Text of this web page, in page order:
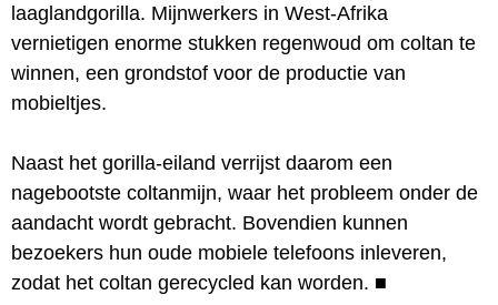
laaglandgorilla. Mijnwerkers in West-Afrika
vernietigen enorme stukken regenwoud om coltan te
winnen, een grondstof voor de productie van
mobieltjes.
Naast het gorilla-eiland verrijst daarom een
nagebootste coltanmijn, waar het probleem onder de
aandacht wordt gebracht. Bovendien kunnen
bezoekers hun oude mobiele telefoons inleveren,
zodat het coltan gerecycled kan worden. ■